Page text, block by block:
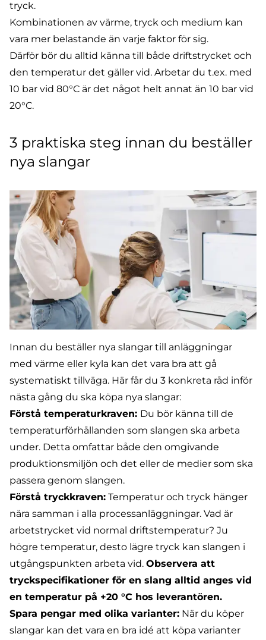
tryck.
Kombinationen av värme, tryck och medium kan
vara mer belastande än varje faktor för sig.
Därför bör du alltid känna till både driftstrycket och
den temperatur det gäller vid. Arbetar du t.ex. med
10 bar vid 80°C är det något helt annat än 10 bar vid
20°C.
3 praktiska steg innan du beställer
nya slangar
Innan du beställer nya slangar till anläggningar
med värme eller kyla kan det vara bra att gå
systematiskt tillväga. Här får du 3 konkreta råd inför
nästa gång du ska köpa nya slangar:
Förstå temperaturkraven: Du bör känna till de
temperaturförhållanden som slangen ska arbeta
under. Detta omfattar både den omgivande
produktionsmiljön och det eller de medier som ska
passera genom slangen.
Förstå tryckkraven: Temperatur och tryck hänger
nära samman i alla processanläggningar. Vad är
arbetstrycket vid normal driftstemperatur? Ju
högre temperatur, desto lägre tryck kan slangen i
utgångspunkten arbeta vid. Observera att
tryckspecifikationer för en slang alltid anges vid
en temperatur på +20 °C hos leverantören.
Spara pengar med olika varianter: När du köper
slangar kan det vara en bra idé att köpa varianter